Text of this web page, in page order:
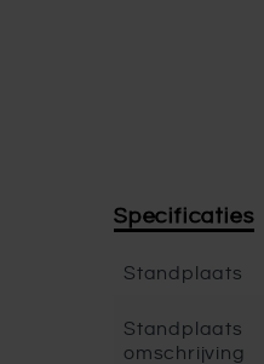
Specificaties
Standplaats
Standplaats
omschrijving